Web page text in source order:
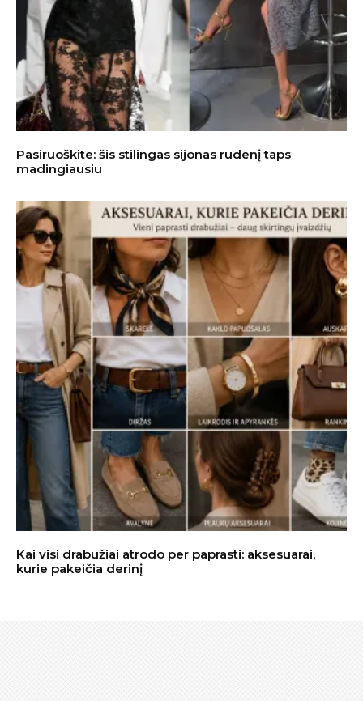
Pasiruoškite: šis stilingas sijonas rudenį taps
madingiausiu
Kai visi drabužiai atrodo per paprasti: aksesuarai,
kurie pakeičia derinį